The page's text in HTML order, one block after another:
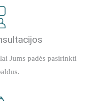
Jums padės pasirinkti